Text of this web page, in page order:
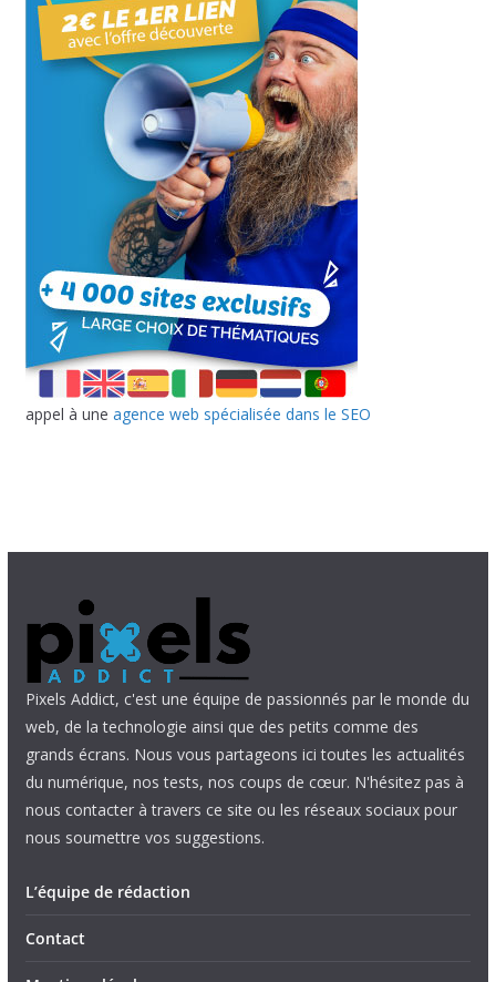
appel à une agence web spécialisée dans le SEO
Pixels Addict, c'est une équipe de passionnés par le monde du
web, de la technologie ainsi que des petits comme des
grands écrans. Nous vous partageons ici toutes les actualités
du numérique, nos tests, nos coups de cœur. N'hésitez pas à
nous contacter à travers ce site ou les réseaux sociaux pour
nous soumettre vos suggestions.
L’équipe de rédaction
Contact